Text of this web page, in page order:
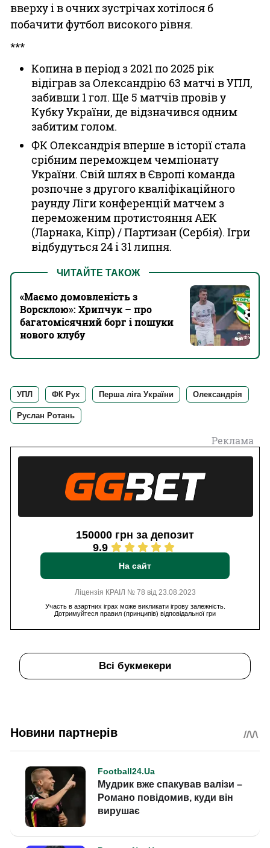
вверху і в очних зустрічах хотілося б
побачити футбол високого рівня.
***
Копина в період з 2021 по 2025 рік
відіграв за Олександрію 63 матчі в УПЛ,
забивши 1 гол. Ще 5 матчів провів у
Кубку України, де відзначився одним
забитим голом.
ФК Олександрія вперше в історії стала
срібним переможцем чемпіонату
України. Свій шлях в Європі команда
розпочне з другого кваліфікаційного
раунду Ліги конференцій матчем з
переможеним протистояння АЕК
(Ларнака, Кіпр) / Партизан (Сербія). Ігри
відбудуться 24 і 31 липня.
ЧИТАЙТЕ ТАКОЖ
«Маємо домовленість з
Ворсклою»: Хрипчук – про
багатомісячний борг і пошуки
нового клубу
УПЛ ФК Рух Перша ліга України Олександрія
Руслан Ротань
Реклама
150000 грн за депозит
9.9
На сайт
Ліцензія КРАІЛ № 78 від 23.08.2023
Участь в азартних іграх може викликати ігрову залежність.
Дотримуйтеся правил (принципів) відповідальної гри
Всі букмекери